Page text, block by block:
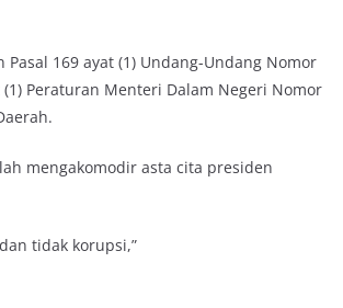
169 ayat (1) Undang-Undang Nomor
Peraturan Menteri Dalam Negeri Nomor
mengakomodir asta cita presiden
tidak korupsi,”